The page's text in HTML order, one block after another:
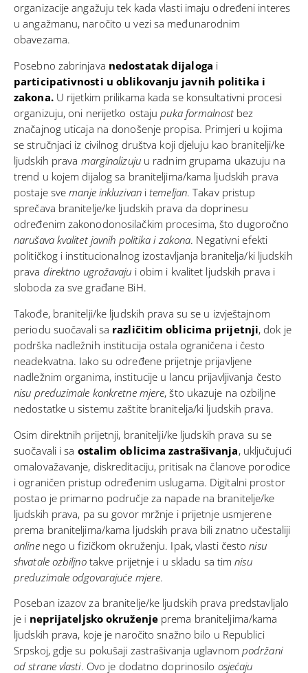
organizacije angažuju tek kada vlasti imaju određeni interes
u angažmanu, naročito u vezi sa međunarodnim
obavezama.
Posebno zabrinjava nedostatak dijaloga i
participativnosti u oblikovanju javnih politika i
zakona. U rijetkim prilikama kada se konsultativni procesi
organizuju, oni nerijetko ostajupuka formalnost bez
značajnog uticaja na donošenje propisa. Primjeri u kojima
se stručnjaci iz civilnog društva koji djeluju kao branitelji/ke
ljudskih prava marginalizujuu radnim grupama ukazuju na
trend u kojem dijalog sa braniteljima/kama ljudskih prava
postaje svemanje inkluzivan itemeljan. Takav pristup
sprečava branitelje/ke ljudskih prava da doprinesu
određenim zakonodonosilačkim procesima, što dugoročno
narušava kvalitet javnih politika i zakona. Negativni efekti
političkog i institucionalnog izostavljanja branitelja/ki ljudskih
prava direktno ugrožavaju i obim i kvalitet ljudskih prava i
sloboda za sve građane BiH.
Takođe, branitelji/ke ljudskih prava su se u izvještajnom
periodu suočavali sa različitim oblicima prijetnji, dok je
podrška nadležnih institucija ostala ograničena i često
neadekvatna. Iako su određene prijetnje prijavljene
nadležnim organima, institucije u lancu prijavljivanja često
nisu preduzimale konkretne mjere, što ukazuje na ozbiljne
nedostatke u sistemu zaštite branitelja/ki ljudskih prava.
Osim direktnih prijetnji, branitelji/ke ljudskih prava su se
suočavali i sa ostalim oblicima zastrašivanja, uključujući
omalovažavanje, diskreditaciju, pritisak na članove porodice
i ograničen pristup određenim uslugama. Digitalni prostor
postao je primarno područje za napade na branitelje/ke
ljudskih prava, pa su govor mržnje i prijetnje usmjerene
prema braniteljima/kama ljudskih prava bili znatno učestaliji
onlinenego u fizičkom okruženju. Ipak, vlasti čestonisu
shvatale ozbiljnotakve prijetnje i u skladu sa timnisu
preduzimale odgovarajuće mjere.
Poseban izazov za branitelje/ke ljudskih prava predstavljalo
je i neprijateljsko okruženjeprema braniteljima/kama
ljudskih prava, koje je naročito snažno bilo u Republici
Srpskoj, gdje su pokušaji zastrašivanja uglavnom podržani
od strane vlasti. Ovo je dodatno doprinosilo osjećaju